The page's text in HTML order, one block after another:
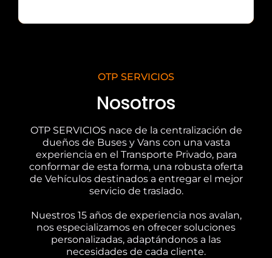
OTP SERVICIOS
Nosotros
OTP SERVICIOS nace de la centralización de
dueños de Buses y Vans con una vasta
experiencia en el Transporte Privado, para
conformar de esta forma, una robusta oferta
de Vehículos destinados a entregar el mejor
servicio de traslado.
Nuestros 15 años de experiencia nos avalan,
nos especializamos en ofrecer soluciones
personalizadas, adaptándonos a las
necesidades de cada cliente.